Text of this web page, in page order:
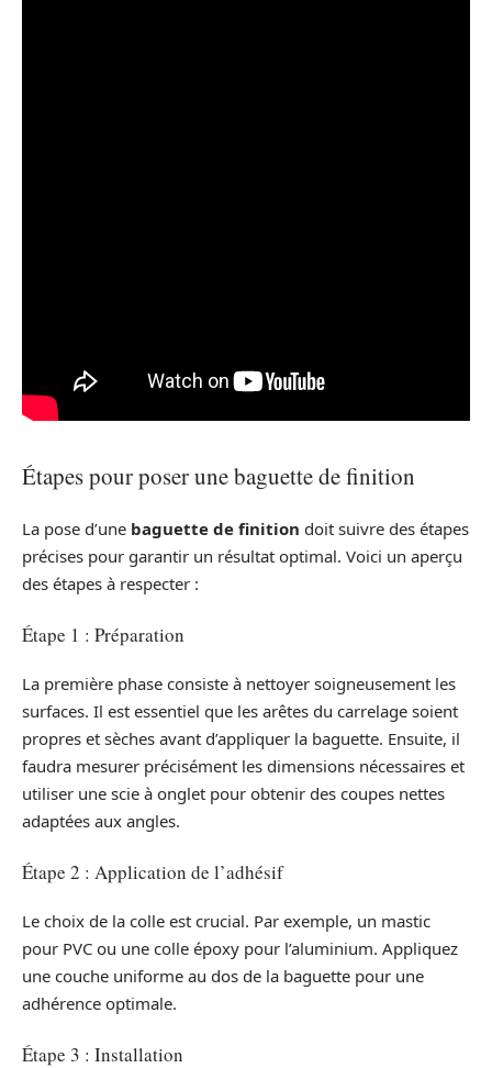
Étapes pour poser une baguette de finition
La pose d’une baguette de finition doit suivre des étapes
précises pour garantir un résultat optimal. Voici un aperçu
des étapes à respecter :
Étape 1 : Préparation
La première phase consiste à nettoyer soigneusement les
surfaces. Il est essentiel que les arêtes du carrelage soient
propres et sèches avant d’appliquer la baguette. Ensuite, il
faudra mesurer précisément les dimensions nécessaires et
utiliser une scie à onglet pour obtenir des coupes nettes
adaptées aux angles.
Étape 2 : Application de l’adhésif
Le choix de la colle est crucial. Par exemple, un mastic
pour PVC ou une colle époxy pour l’aluminium. Appliquez
une couche uniforme au dos de la baguette pour une
adhérence optimale.
Étape 3 : Installation